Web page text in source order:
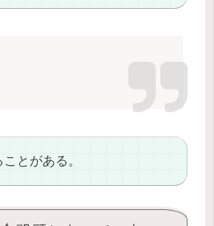
とがある。